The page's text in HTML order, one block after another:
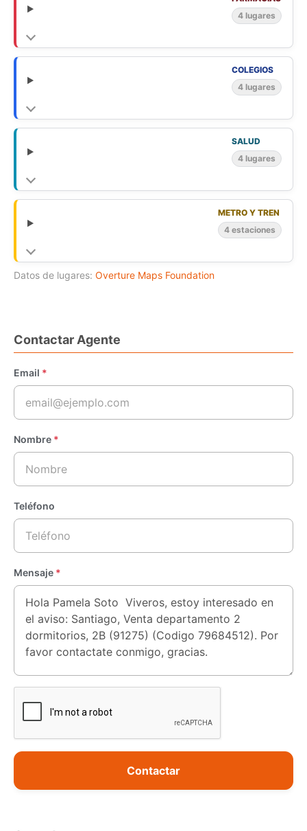
4 lugares
COLEGIOS
4 lugares
SALUD
4 lugares
METRO Y TREN
4 estaciones
Datos de lugares: Overture Maps Foundation
Contactar Agente
Email *
Nombre *
Teléfono
Mensaje *
Contactar